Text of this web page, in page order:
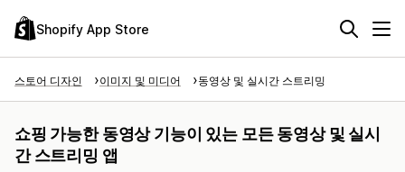
Shopify App Store
스토어 디자인 이미지 및 미디어 동영상 및 실시간 스트리밍
쇼핑 가능한 동영상 기능이 있는 모든 동영상 및 실시
간 스트리밍 앱